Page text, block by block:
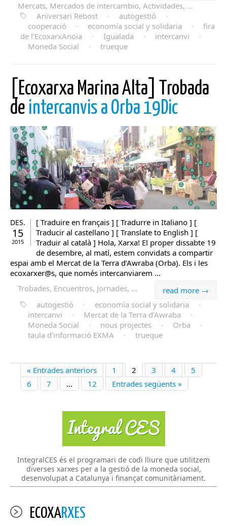
Mercats, Mercados de intercambio, Actividades, ...
Aniversari Rebost
· autogestió
·
cooperació
· economía social y solidaria ·
fira
de l'EcoxarxAnoia
· Igualada · intercanvi
·
Moneda Social
· trueque
[Ecoxarxa Marina Alta] Trobada
de intercanvis a Orba 19Dic
DES.
15
2015
[ Traduire en français ] [ Tradurre in Italiano ] [
Traducir al castellano ] [ Translate to English ] [
Traduir al català ] Hola, Xarxa! El proper dissabte 19
de desembre, al matí, estem convidats a compartir
espai amb el Mercat de la Terra d’Awraba (Orba). Els i les
ecoxarxer@s, que només intercanviarem ...
read more →
Trobades, Encuentros, Jornades, ...
autogestió
· economía social y solidaria
·
intercanvi
· Mercat de la Terra d'Awraba
·
Moneda Social
· nous projectes · Orba
·
taula d'informació EXMA
· trueque
« Entrades anteriors 1 2 3 4
5
6
7 … 12 Entrades següents »
IntegralCES és el programari de codi lliure que utilitzem
diverses xarxes per a la gestió de la moneda social,
desenvolupat a Catalunya i finançat comunitàriament.
ECOXARXES